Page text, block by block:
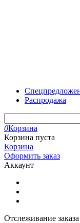
Распродажа
0Корзина
Корзина пуста
Корзина
Оформить заказ
Аккаунт
Отслеживание заказа